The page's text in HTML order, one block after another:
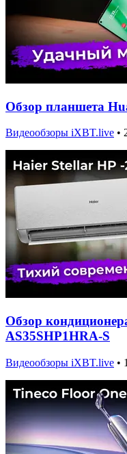
Обзор планшета
Видеообзоры iXBT.live •
Обзор
AS35SHP1HRA-S
Видеообзоры iXBT.live •